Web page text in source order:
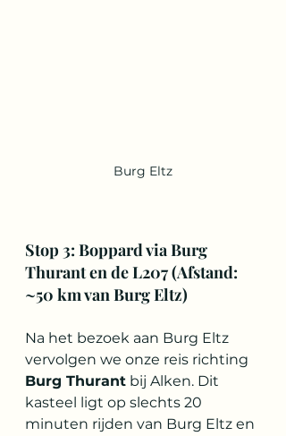
Burg Eltz
Stop 3: Boppard via Burg
Thurant en de L207 (Afstand:
~50 km van Burg Eltz)
Na het bezoek aan Burg Eltz
vervolgen we onze reis richting
Burg Thurant bij Alken. Dit
kasteel ligt op slechts 20
minuten rijden van Burg Eltz en